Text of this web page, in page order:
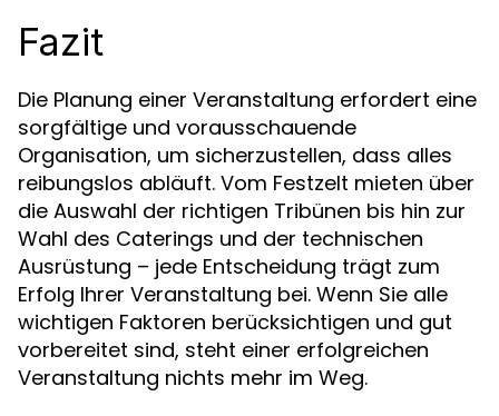
Fazit
Die Planung einer Veranstaltung erfordert eine
sorgfältige und vorausschauende
Organisation, um sicherzustellen, dass alles
reibungslos abläuft. Vom Festzelt mieten über
die Auswahl der richtigen Tribünen bis hin zur
Wahl des Caterings und der technischen
Ausrüstung – jede Entscheidung trägt zum
Erfolg Ihrer Veranstaltung bei. Wenn Sie alle
wichtigen Faktoren berücksichtigen und gut
vorbereitet sind, steht einer erfolgreichen
Veranstaltung nichts mehr im Weg.